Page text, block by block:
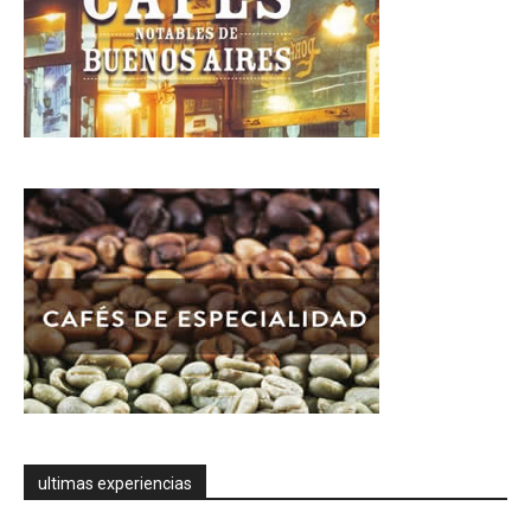
ultimas experiencias